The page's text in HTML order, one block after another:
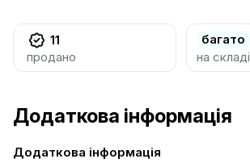
11
продано
багато
на складі
Додаткова інформація
Додаткова інформація